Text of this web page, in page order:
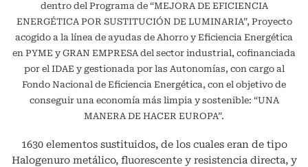
dentro del Programa de “MEJORA DE EFICIENCIA
ENERGÉTICA POR SUSTITUCIÓN DE LUMINARIA”, Proyecto
acogido a la línea de ayudas de Ahorro y Eficiencia Energética
en PYME y GRAN EMPRESA del sector industrial, cofinanciada
por el IDAE y gestionada por las Autonomías, con cargo al
Fondo Nacional de Eficiencia Energética, con el objetivo de
conseguir una economía más limpia y sostenible: “UNA
MANERA DE HACER EUROPA”.
1630 elementos sustituidos, de los cuales eran de tipo
Halogenuro metálico, fluorescente y resistencia directa, y